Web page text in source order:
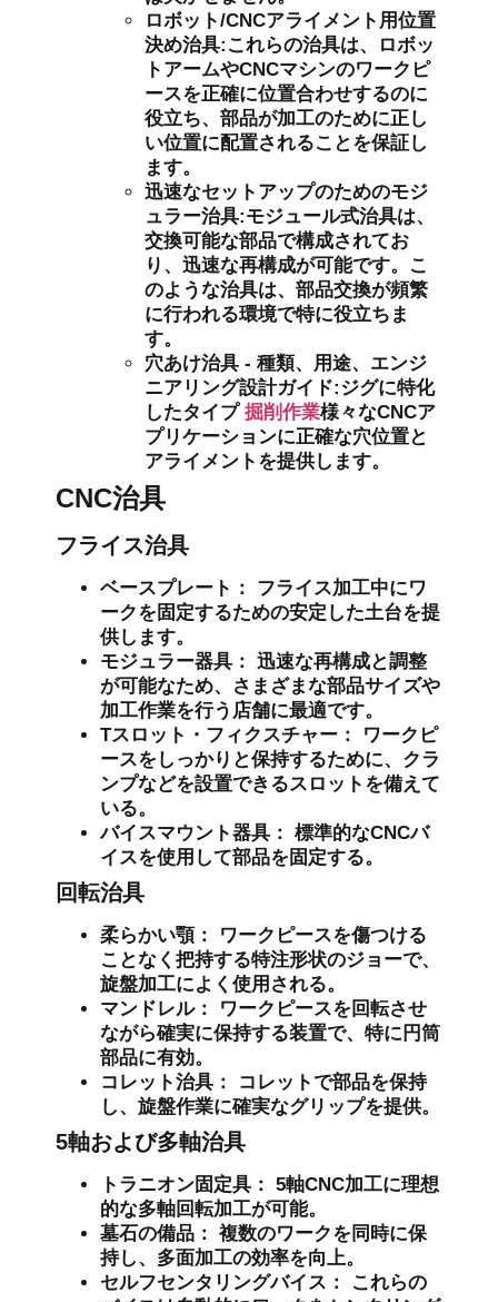
ロボット/CNCアライメント用位置
決め治具:これらの治具は、ロボッ
トアームやCNCマシンのワークピ
ースを正確に位置合わせするのに
役立ち、部品が加工のために正し
い位置に配置されることを保証し
ます。
迅速なセットアップのためのモジ
ュラー治具:モジュール式治具は、
交換可能な部品で構成されてお
り、迅速な再構成が可能です。こ
のような治具は、部品交換が頻繁
に行われる環境で特に役立ちま
す。
穴あけ治具 - 種類、用途、エンジ
ニアリング設計ガイド:ジグに特化
したタイプ 掘削作業様々なCNCア
プリケーションに正確な穴位置と
アライメントを提供します。
CNC治具
フライス治具
ベースプレート：
フライス加工中にワ
ークを固定するための安定した土台を提
供します。
モジュラー器具： 迅速な再構成と調整
が可能なため、さまざまな部品サイズや
加工作業を行う店舗に最適です。
Tスロット・フィクスチャー：
ワークピ
ースをしっかりと保持するために、クラ
ンプなどを設置できるスロットを備えて
いる。
バイスマウント器具： 標準的なCNCバ
イスを使用して部品を固定する。
回転治具
柔らかい顎：
ワークピースを傷つける
ことなく把持する特注形状のジョーで、
旋盤加工によく使用される。
マンドレル：
ワークピースを回転させ
ながら確実に保持する装置で、特に円筒
部品に有効。
コレット治具：
コレットで部品を保持
し、旋盤作業に確実なグリップを提供。
5軸および多軸治具
トラニオン固定具： 5軸CNC加工に理想
的な多軸回転加工が可能。
墓石の備品： 複数のワークを同時に保
持し、多面加工の効率を向上。
セルフセンタリングバイス：
これらの